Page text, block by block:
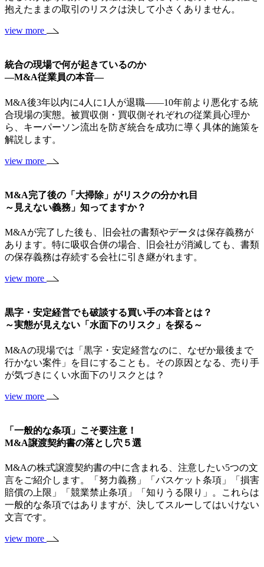
抱えたままの取引のリスクは決して小さくありません。
view more
統合の現場で何が起きているのか
―M&A従業員の本音―
M&A後3年以内に4人に1人が退職——10年前より悪化する統
合現場の実態。被買収側・買収側それぞれの従業員心理か
ら、キーパーソン流出を防ぎ統合を成功に導く具体的施策を
解説します。
view more
M&A完了後の「大掃除」がリスクの分かれ目
～見えない義務」知ってますか？
M&Aが完了した後も、旧会社の書類やデータは保存義務が
あります。特に吸収合併の場合、旧会社が消滅しても、書類
の保存義務は存続する会社に引き継がれます。
view more
黒字・安定経営でも破談する買い手の本音とは？
～実態が見えない「水面下のリスク」を探る～
M&Aの現場では「黒字・安定経営なのに、なぜか最後まで
行かない案件」を目にすることも。その原因となる、売り手
が気づきにくい水面下のリスクとは？
view more
「一般的な条項」こそ要注意！
M&A譲渡契約書の落とし穴５選
M&Aの株式譲渡契約書の中に含まれる、注意したい5つの文
言をご紹介します。「努力義務」「バスケット条項」「損害
賠償の上限」「競業禁止条項」「知りうる限り」。これらは
一般的な条項ではありますが、決してスルーしてはいけない
文言です。
view more